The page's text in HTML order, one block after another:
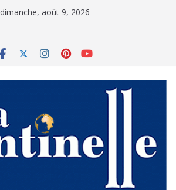
dimanche, août 9, 2026